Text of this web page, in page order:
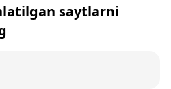
saytlarni